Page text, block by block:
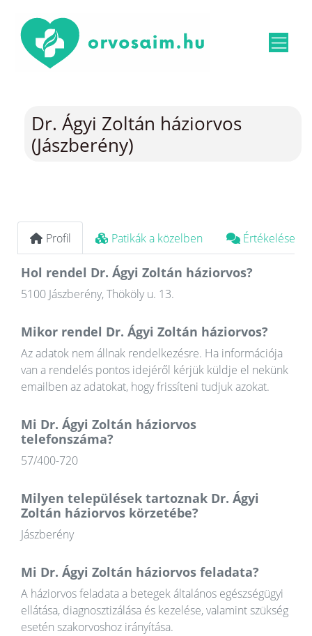
Dr. Ágyi Zoltán háziorvos
(Jászberény)
Profil Patikák a közelben Értékelések
Hol rendel Dr. Ágyi Zoltán háziorvos?
5100 Jászberény, Thököly u. 13.
Mikor rendel Dr. Ágyi Zoltán háziorvos?
Az adatok nem állnak rendelkezésre. Ha információja
van a rendelés pontos idejéről kérjük küldje el nekünk
emailben az adatokat, hogy frissíteni tudjuk azokat.
Mi Dr. Ágyi Zoltán háziorvos
telefonszáma?
57/400-720
Milyen települések tartoznak Dr. Ágyi
Zoltán háziorvos körzetébe?
Jászberény
Mi Dr. Ágyi Zoltán háziorvos feladata?
A háziorvos feladata a betegek általános egészségügyi
ellátása, diagnosztizálása és kezelése, valamint szükség
esetén szakorvoshoz irányítása.